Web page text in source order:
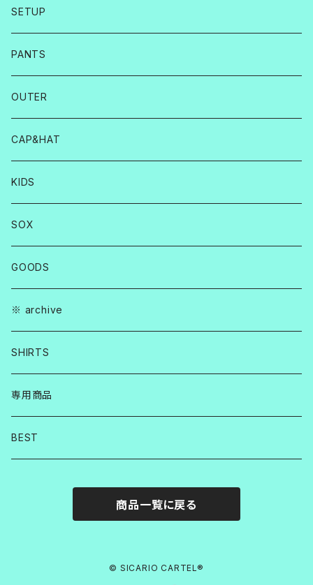
SETUP
PANTS
OUTER
CAP&HAT
KIDS
SOX
GOODS
※ archive
SHIRTS
専用商品
BEST
商品一覧に戻る
© SICARIO CARTEL®︎